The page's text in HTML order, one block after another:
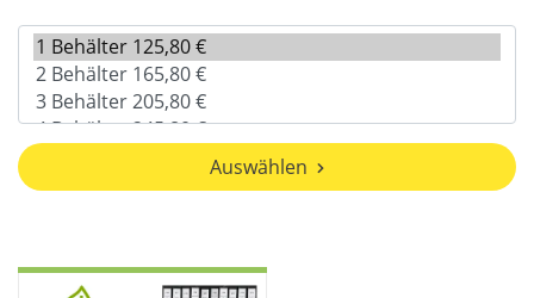
Auswählen